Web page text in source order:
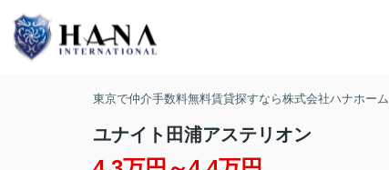
東京で仲介手数料無料賃貸探すなら株式会社ハナホーム
ユナイト田浦アステリオン